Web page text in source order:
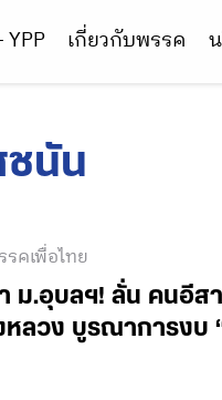
YPP เกี่ยวกับพรรค
นัน
คเพื่อไทย
ม.อุบลฯ! ลั่น คนอี
ลวง บูรณาการงบ